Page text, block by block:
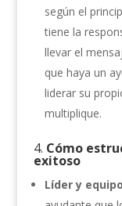
según el
tiene la
llevar el
que haya un
liderar su
multiplique.
4. Cómo
exitoso
Líder y equipo